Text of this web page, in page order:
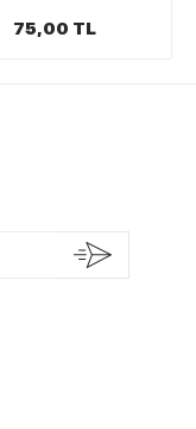
75,00 TL